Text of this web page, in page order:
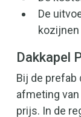
De
Dakkapel
Bij de prefab
afmeting
prijs. In de